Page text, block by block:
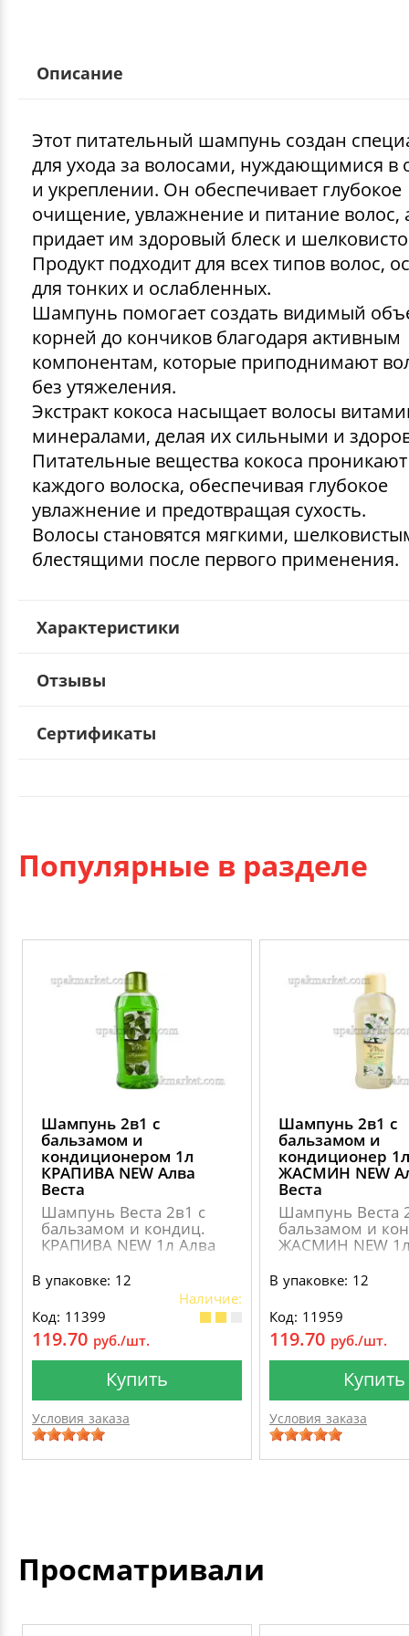
Описание
Этот питательный шампунь создан
для ухода за волосами, нуждающимися в
и укреплении. Он обеспечивает глубокое
очищение, увлажнение и питание волос,
придает им здоровый блеск и
Продукт подходит для всех типов волос,
для тонких и ослабленных.
Шампунь помогает создать видимый
корней до кончиков благодаря активным
компонентам, которые приподнимают
без утяжеления.
Экстракт кокоса насыщает волосы
минералами, делая их сильными и
Питательные вещества кокоса
каждого волоска, обеспечивая глубокое
увлажнение и предотвращая сухость.
Волосы становятся мягкими,
блестящими после первого применения.
Характеристики
Отзывы
Сертификаты
Популярные в разделе
Шампунь 2в1 с
бальзамом и
кондиционером 1л
КРАПИВА NEW Алва
Веста
Шампунь Веста 2в1 с
бальзамом и кондиц.
КРАПИВА NEW 1л Алва
В упаковке: 12
Наличие:
Код: 11399
119.70 руб./шт.
Купить
Условия заказа
Шампунь 2в1 с
бальзамом и
кондиционер 1л
ЖАСМИН NEW
Веста
Шампунь Веста
бальзамом и
ЖАСМИН NEW
В упаковке: 12
Код: 11959
119.70 руб./шт.
Купить
Условия заказа
Просматривали